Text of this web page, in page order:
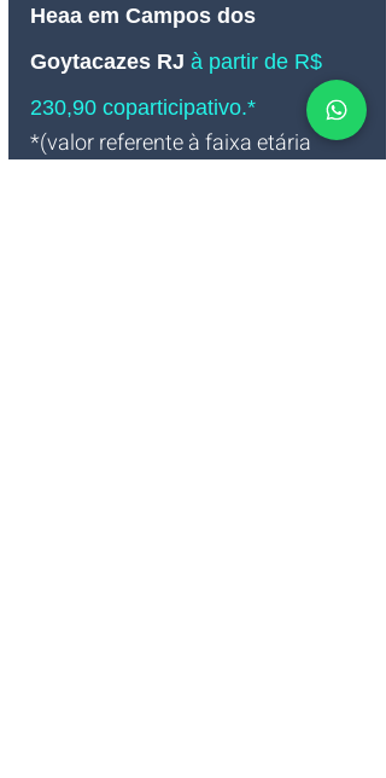
Heaa em Campos dos
Goytacazes RJ à partir de R$
230,90 coparticipativo.*
*(valor referente à faixa etária